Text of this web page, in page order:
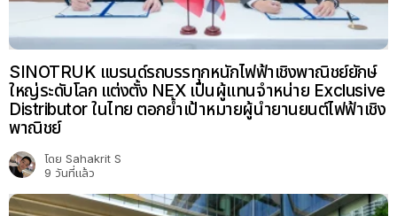
SINOTRUK แบรนด์รถบรรทุกหนักไฟฟ้าเชิงพาณิชย์ยักษ์
ใหญ่ระดับโลก แต่งตั้ง NEX เป็นผู้แทนจำหน่าย Exclusive
Distributor ในไทย ตอกย้ำเป้าหมายผู้นำยานยนต์ไฟฟ้าเชิง
พาณิชย์
โดย Sahakrit S
9 วันที่แล้ว